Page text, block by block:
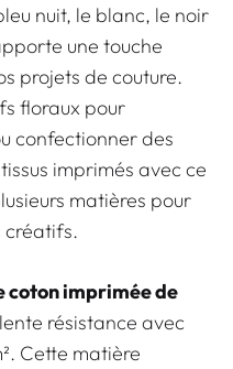
nuit, le blanc, le noir
une touche
projets de couture.
floraux pour
confectionner des
imprimés avec ce
matières pour
créatifs.
coton imprimée de
résistance avec
Cette matière